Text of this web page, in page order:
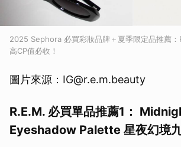
2025 Sephora 必買彩妝品牌＋夏季限定品推薦
高CP值必收！
圖片來源：IG@r.e.m.beauty
R.E.M. 必買單品推薦1：
Eyeshadow Palette 星夜幻境